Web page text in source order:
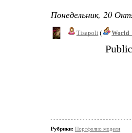
Понедельник, 20
Tisapoli (
Рубрики: Портфолио модели